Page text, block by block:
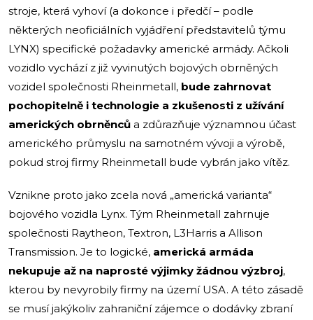
stroje, která vyhoví (a dokonce i předčí – podle
některých neoficiálních vyjádření představitelů týmu
LYNX) specifické požadavky americké armády. Ačkoli
vozidlo vychází z již vyvinutých bojových obrněných
vozidel společnosti Rheinmetall, bude zahrnovat
pochopitelně i technologie a zkušenosti z užívání
amerických obrněnců a zdůrazňuje významnou účast
amerického průmyslu na samotném vývoji a výrobě,
pokud stroj firmy Rheinmetall bude vybrán jako vítěz.
Vznikne proto jako zcela nová „americká varianta“
bojového vozidla Lynx. Tým Rheinmetall zahrnuje
společnosti Raytheon, Textron, L3Harris a Allison
Transmission. Je to logické, americká armáda
nekupuje až na naprosté výjimky žádnou výzbroj,
kterou by nevyrobily firmy na území USA. A této zásadě
se musí jakýkoliv zahraniční zájemce o dodávky zbraní